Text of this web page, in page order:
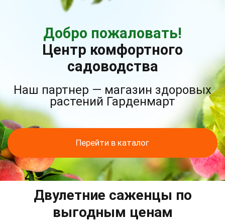
Добро пожаловать!
Центр комфортного
садоводства
Наш партнер — магазин здоровых
растений Гарденмарт
Перейти в каталог
Двулетние саженцы по
выгодным ценам